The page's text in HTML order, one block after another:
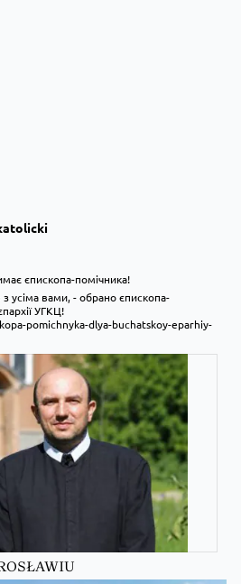
єпископа-помічника!
усіма вами, - обрано єпископа-
УГКЦ!
pomichnyka-dlya-buchatskoy-eparhiy-
Zobacz na Facebooku